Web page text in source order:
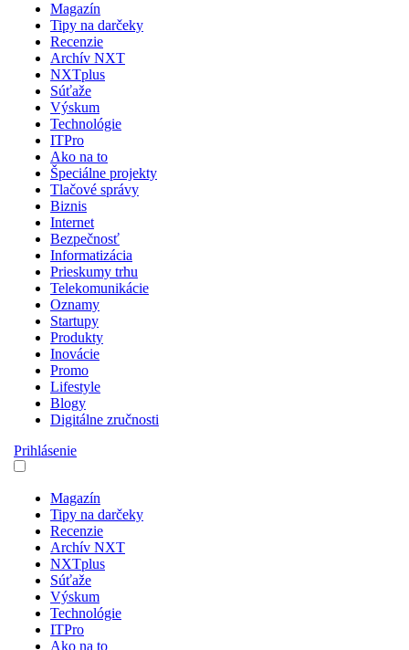
Magazín
Tipy na darčeky
Recenzie
Archív NXT
NXTplus
Súťaže
Výskum
Technológie
ITPro
Ako na to
Špeciálne projekty
Tlačové správy
Biznis
Internet
Bezpečnosť
Informatizácia
Prieskumy trhu
Telekomunikácie
Oznamy
Startupy
Produkty
Inovácie
Promo
Lifestyle
Blogy
Digitálne zručnosti
Prihlásenie
Magazín
Tipy na darčeky
Recenzie
Archív NXT
NXTplus
Súťaže
Výskum
Technológie
ITPro
Ako na to